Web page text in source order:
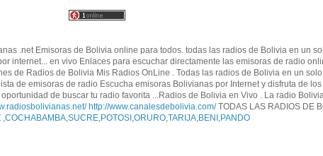
.net Emisoras de Bolivia online para todos. todas las radios de Bolivia en un
internet... en vivo Enlaces para escuchar directamente las emisoras de radio
de Radios de Bolivia Mis Radios OnLine . Todas las radios de Bolivia en un
de emisoras de radio Escucha emisoras Bolivianas por Internet y disfruta de
de buscar tu radio favorita ...Radios de Bolivia en Vivo . La radio
http://www.canalesdebolivia.com/TODAS LAS RADIOS DE
COCHABAMBA SUCRE POTOSI ORURO TARIJA BENI PANDO